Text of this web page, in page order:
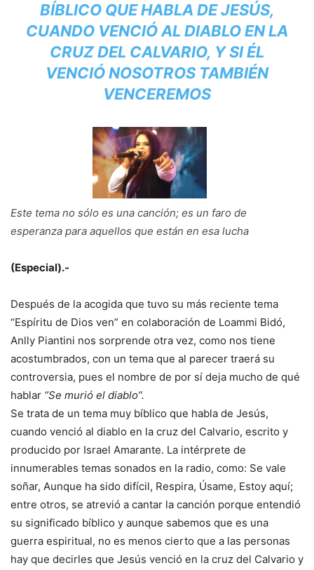
BÍBLICO QUE HABLA DE JESÚS,
CUANDO VENCIÓ AL DIABLO EN LA
CRUZ DEL CALVARIO, Y SI ÉL
VENCIÓ NOSOTROS TAMBIÉN
VENCEREMOS
Este tema no sólo es una canción; es un faro de
esperanza para aquellos que están en esa lucha
(Especial).-
Después de la acogida que tuvo su más reciente tema
“Espíritu de Dios ven” en colaboración de Loammi Bidó,
Anlly Piantini nos sorprende otra vez, como nos tiene
acostumbrados, con un tema que al parecer traerá su
controversia, pues el nombre de por sí deja mucho de qué
hablar “Se murió el diablo”.
Se trata de un tema muy bíblico que habla de Jesús,
cuando venció al diablo en la cruz del Calvario, escrito y
producido por Israel Amarante. La intérprete de
innumerables temas sonados en la radio, como: Se vale
soñar, Aunque ha sido difícil, Respira, Úsame, Estoy aquí;
entre otros, se atrevió a cantar la canción porque entendió
su significado bíblico y aunque sabemos que es una
guerra espiritual, no es menos cierto que a las personas
hay que decirles que Jesús venció en la cruz del Calvario y